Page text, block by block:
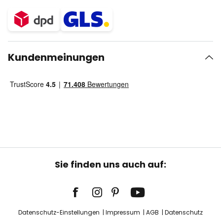
Kundenmeinungen
Sie finden uns auch auf:
Datenschutz-Einstellungen Impressum AGB Datenschutz